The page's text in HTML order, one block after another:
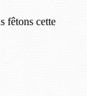
fêtons cette